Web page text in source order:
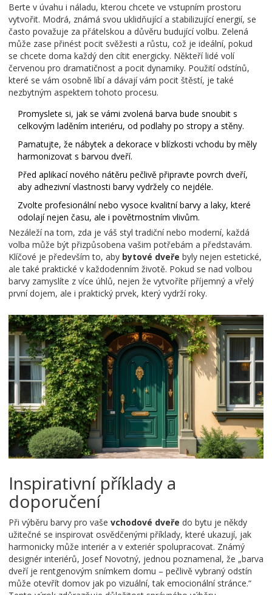
Berte v úvahu i náladu, kterou chcete ve vstupním prostoru
vytvořit. Modrá, známá svou uklidňující a stabilizující energií, se
často považuje za přátelskou a důvěru budující volbu. Zelená
může zase přinést pocit svěžesti a růstu, což je ideální, pokud
se chcete doma každý den cítit energicky. Někteří lidé volí
červenou pro dramatičnost a pocit dynamiky. Použití odstínů,
které se vám osobně líbí a dávají vám pocit štěstí, je také
nezbytným aspektem tohoto procesu.
Promyslete si, jak se vámi zvolená barva bude snoubit s
celkovým laděním interiéru, od podlahy po stropy a stěny.
Pamatujte, že nábytek a dekorace v blízkosti vchodu by měly
harmonizovat s barvou dveří.
Před aplikací nového nátěru pečlivě připravte povrch dveří,
aby adhezivní vlastnosti barvy vydržely co nejdéle.
Zvolte profesionální nebo vysoce kvalitní barvy a laky, které
odolají nejen času, ale i povětrnostním vlivům.
Nezáleží na tom, zda je váš styl tradiční nebo moderní, každá
volba může být přizpůsobena vašim potřebám a představám.
Klíčové je především to, aby bytové dveře byly nejen estetické,
ale také praktické v každodenním životě. Pokud se nad volbou
barvy zamyslíte z více úhlů, nejen že vytvoříte příjemný a vřelý
první dojem, ale i praktický prvek, který vydrží roky.
Inspirativní příklady a
doporučení
Při výběru barvy pro vaše vchodové dveře do bytu je někdy
užitečné se inspirovat osvědčenými příklady, které ukazují, jak
harmonicky může interiér a v exteriér spolupracovat. Známý
designér interiérů, Josef Novotný, jednou poznamenal, že „barva
dveří je rentgenovým snímkem domu – pečlivě vybraný odstín
může otevřít domov jak po vizuální, tak emocionální stránce.“